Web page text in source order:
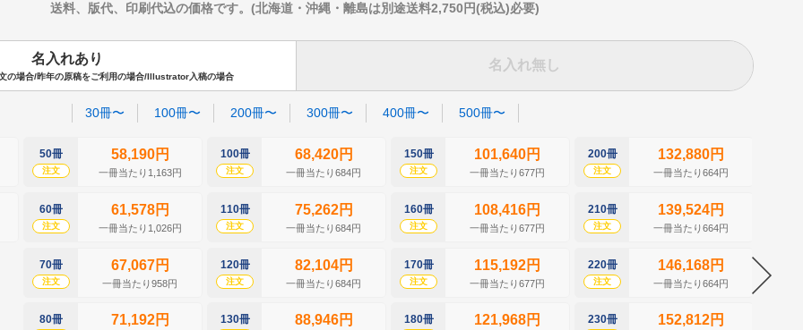
送料、版代、印刷代込の価格です。(北海道・沖縄・離島は別途送料2,750円(税込)必要)
名入れあり
の場合/昨年の原稿をご利用の場合/Illustrator入稿の場合
名入れ無し
30冊〜 100冊〜 200冊〜 300冊〜 400冊〜 500冊〜
50冊
注文
58,190円
一冊当たり1,163円
60冊
注文
61,578円
一冊当たり1,026円
70冊
注文
67,067円
一冊当たり958円
80冊 71,192円
100冊
注文
68,420円
一冊当たり684円
110冊
注文
75,262円
一冊当たり684円
120冊
注文
82,104円
一冊当たり684円
130冊 88,946円
150冊
注文
101,640円
一冊当たり677円
160冊
注文
108,416円
一冊当たり677円
170冊
注文
115,192円
一冊当たり677円
180冊 121,968円
200冊
注文
132,880円
一冊当たり664円
210冊
注文
139,524円
一冊当たり664円
220冊
注文
146,168円
一冊当たり664円
230冊 152,812円